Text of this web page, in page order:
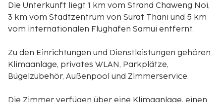
Die Unterkunft liegt 1 km vom Strand Chaweng Noi,
3 km vom Stadtzentrum von Surat Thani und 5 km
vom internationalen Flughafen Samui entfernt.
Zu den Einrichtungen und Dienstleistungen gehören
Klimaanlage, privates WLAN, Parkplätze,
Bügelzubehör, Außenpool und Zimmerservice.
Die Zimmer verfügen über eine Klimaanlage, einen